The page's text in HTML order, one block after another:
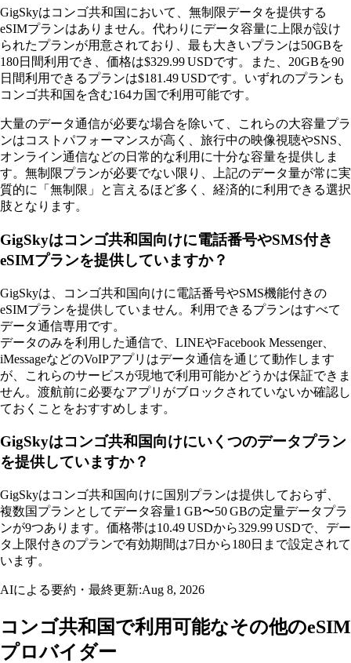
GigSkyはコンゴ共和国において、無制限データを提供する
eSIMプランはありません。代わりにデータ容量に上限が設け
られたプランが用意されており、最も大きいプランは50GBを
180日間利用でき、価格は$329.99 USDです。また、20GBを90
日間利用できるプランは$181.49 USDです。いずれのプランも
コンゴ共和国を含む164カ国で利用可能です。
大量のデータ通信が必要な場合を除いて、これらの大容量プラ
ンはコストパフォーマンスが高く、旅行中の映像視聴やSNS、
オンライン通信などの日常的な利用に十分な容量を提供しま
す。無制限プランが必要でない限り、上記のデータ量が常に実
質的に「無制限」と言えるほど多く、経済的に利用できる選択
肢となります。
GigSkyはコンゴ共和国向けに電話番号やSMS付き
eSIMプランを提供していますか？
GigSkyは、コンゴ共和国向けに電話番号やSMS機能付きの
eSIMプランを提供していません。利用できるプランはすべて
データ通信専用です。
データのみを利用した通信で、LINEやFacebook Messenger、
iMessageなどのVoIPアプリはデータ通信を通じて動作します
が、これらのサービスが現地で利用可能かどうかは保証できま
せん。渡航前に必要なアプリがブロックされていないか確認し
ておくことをおすすめします。
GigSkyはコンゴ共和国向けにいくつのデータプラン
を提供していますか？
GigSkyはコンゴ共和国向けに国別プランは提供しておらず、
複数国プランとしてデータ容量1 GB〜50 GBの定量データプラ
ンが9つあります。価格帯は10.49 USDから329.99 USDで、デー
タ上限付きのプランで有効期間は7日から180日まで設定されて
います。
AIによる要約・最終更新:Aug 8, 2026
コンゴ共和国で利用可能なその他のeSIM
プロバイダー